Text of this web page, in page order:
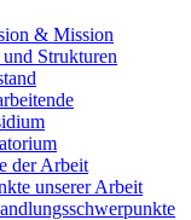
& Mission
Strukturen
der Arbeit
unserer Arbeit